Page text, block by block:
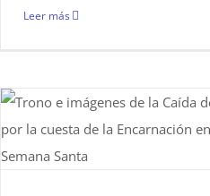
Leer más